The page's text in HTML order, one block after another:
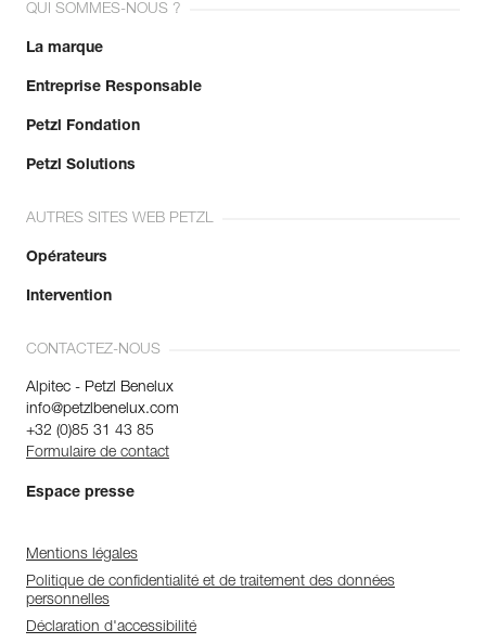
QUI SOMMES-NOUS ?
La marque
Entreprise Responsable
Petzl Fondation
Petzl Solutions
AUTRES SITES WEB PETZL
Opérateurs
Intervention
CONTACTEZ-NOUS
Alpitec - Petzl Benelux
info@petzlbenelux.com
+32 (0)85 31 43 85
Formulaire de contact
Espace presse
Mentions légales
Politique de confidentialité et de traitement des données
personnelles
Déclaration d'accessibilité